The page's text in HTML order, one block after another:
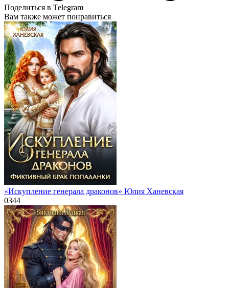
Поделиться в Telegram
Вам также может понравиться
«Искупление генерала драконов» Юлия Ханевская
0344